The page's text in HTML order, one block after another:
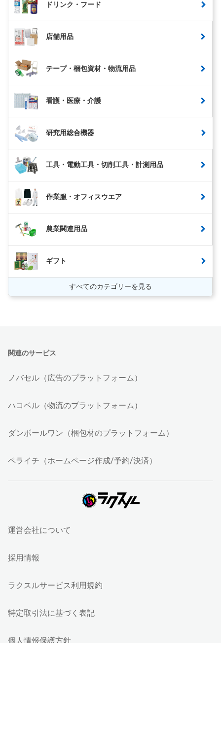
ドリンク・フード
店舗用品
テープ・梱包資材・物流用品
看護・医療・介護
研究用総合機器
工具・電動工具・切削工具・計測用品
作業服・オフィスウエア
農業関連用品
ギフト
すべてのカテゴリーを見る
関連のサービス
ノバセル（広告のプラットフォーム）
ハコベル（物流のプラットフォーム）
ダンボールワン（梱包材のプラットフォーム）
ペライチ（ホームページ作成/予約/決済）
運営会社について
採用情報
ラクスルサービス利用規約
特定取引法に基づく表記
個人情報保護方針